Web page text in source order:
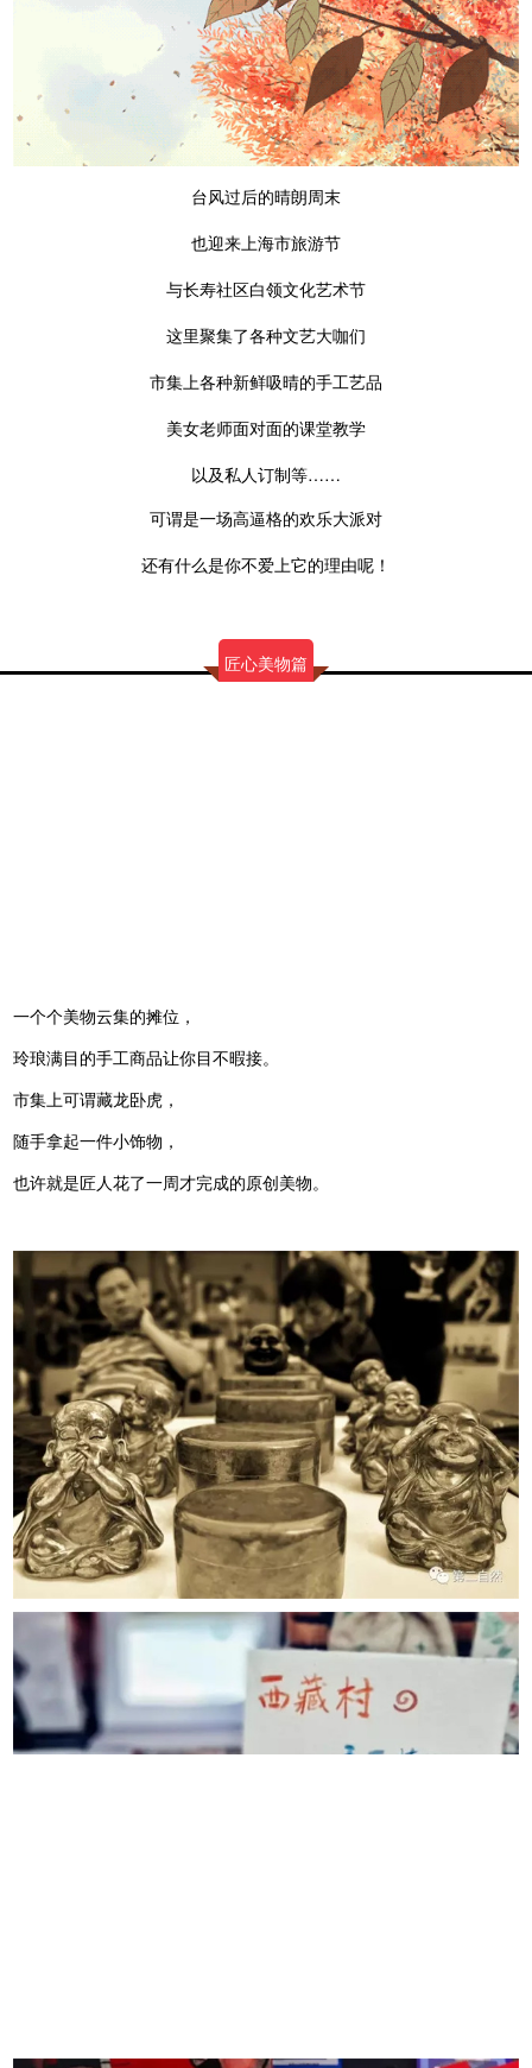
台风过后的晴朗周末
也迎来上海市旅游节
与长寿社区白领文化艺术节
这里聚集了各种文艺大咖们
市集上各种新鲜吸晴的手工艺品
美女老师面对面的课堂教学
以及私人订制等……
可谓是一场高逼格的欢乐大派对
还有什么是你不爱上它的理由呢！
匠心美物篇
一个个美物云集的摊位，
玲琅满目的手工商品让你目不暇接。
市集上可谓藏龙卧虎，
随手拿起一件小饰物，
也许就是匠人花了一周才完成的原创美物。